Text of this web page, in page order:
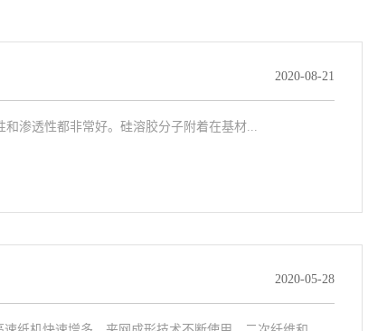
2020-08-21
渗透性都非常好。硅溶胶分子附着在基材...
2020-05-28